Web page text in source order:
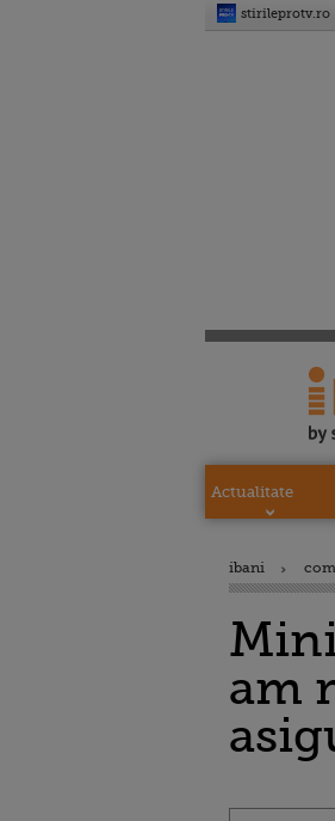
stirileprotv.ro
Actualitate
ibani
am